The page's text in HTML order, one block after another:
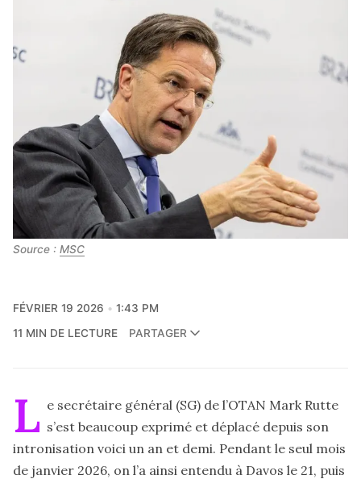
Source : MSC
FÉVRIER 19 2026
1:43 PM
11 MIN DE LECTURE
PARTAGER
L e secrétaire général (SG) de l’OTAN Mark Rutte
s’est beaucoup exprimé et déplacé depuis son
intronisation voici un an et demi. Pendant le seul mois
de janvier 2026, on l’a ainsi entendu à Davos le 21, puis